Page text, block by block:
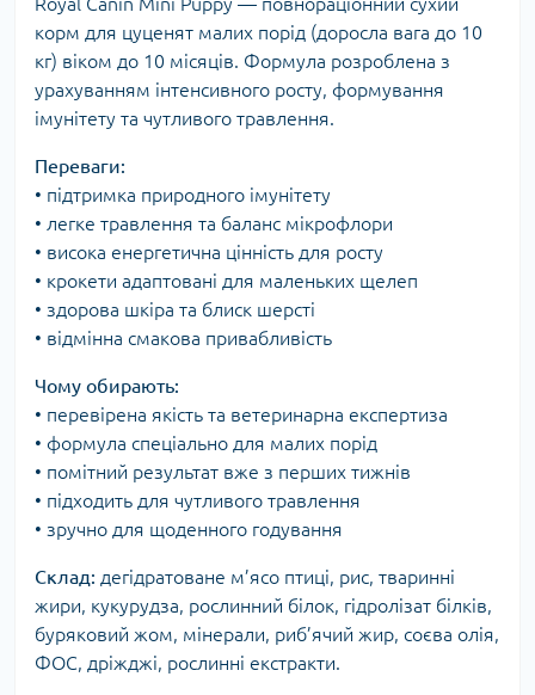
корм для цуценят малих порід (доросла вага до 10
кг) віком до 10 місяців. Формула розроблена з
урахуванням інтенсивного росту, формування
імунітету та чутливого травлення.
Переваги:
• підтримка природного імунітету
• легке травлення та баланс мікрофлори
• висока енергетична цінність для росту
• крокети адаптовані для маленьких щелеп
• здорова шкіра та блиск шерсті
• відмінна смакова привабливість
Чому обирають:
• перевірена якість та ветеринарна експертиза
• формула спеціально для малих порід
• помітний результат вже з перших тижнів
• підходить для чутливого травлення
• зручно для щоденного годування
Склад: дегідратоване м’ясо птиці, рис, тваринні
жири, кукурудза, рослинний білок, гідролізат білків,
буряковий жом, мінерали, риб’ячий жир, соєва олія,
ФОС, дріжджі, рослинні екстракти.